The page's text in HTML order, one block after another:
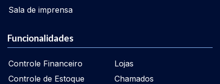
Sala de imprensa
Funcionalidades
Controle Financeiro
Controle de Estoque
Lojas
Chamados